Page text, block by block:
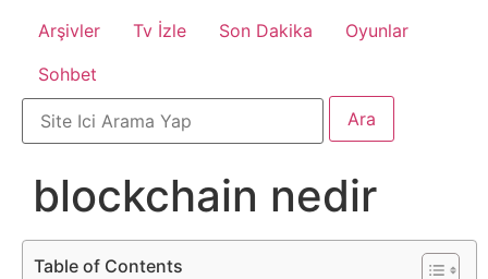
Android
Apk
Arabalar
Bankacılık
İşlemleri
Arşivler
Tv İzle Son Dakika
Oyunlar
Sohbet
blockchain nedir
Table of Contents